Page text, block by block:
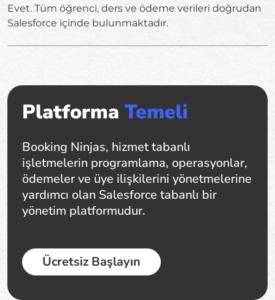
Evet. Tüm öğrenci, ders ve ödeme verileri doğrudan
Salesforce içinde bulunmaktadır.
Platforma Temeli
Booking Ninjas, hizmet tabanlı
işletmelerin programlama, operasyonlar,
ödemeler ve üye ilişkilerini yönetmelerine
yardımcı olan Salesforce tabanlı bir
yönetim platformudur.
Ücretsiz Başlayın